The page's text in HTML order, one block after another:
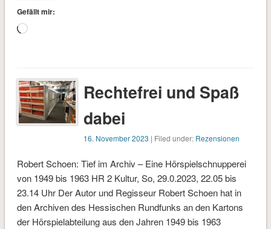
Gefällt mir:
Wird
Rechtefrei und Spaß
dabei
16. November 2023 | Filed under: Rezensionen
Robert Schoen: Tief im Archiv – Eine Hörspielschnupperei
von 1949 bis 1963 HR 2 Kultur, So, 29.0.2023, 22.05 bis
23.14 Uhr Der Autor und Regisseur Robert Schoen hat in
den Archiven des Hessischen Rundfunks an den Kartons
der Hörspielabteilung aus den Jahren 1949 bis 1963